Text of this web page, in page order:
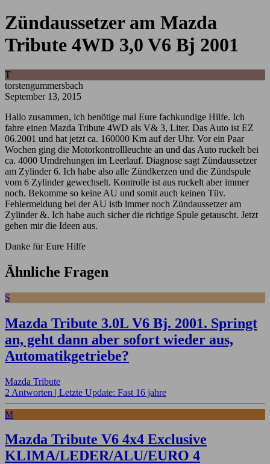
Zündaussetzer am Mazda
Tribute 4WD 3,0 V6 Bj 2001
T
torstengummersbach
September 13, 2015
Hallo zusammen, ich benötige mal Eure fachkundige Hilfe. Ich
fahre einen Mazda Tribute 4WD als V& 3, Liter. Das Auto ist EZ
06.2001 und hat jetzt ca. 160000 Km auf der Uhr. Vor ein Paar
Wochen ging die Motorkontrollleuchte an und das Auto ruckelt bei
ca. 4000 Umdrehungen im Leerlauf. Diagnose sagt Zündaussetzer
am Zylinder 6. Ich habe also alle Zündkerzen und die Zündspule
vom 6 Zylinder gewechselt. Kontrolle ist aus ruckelt aber immer
noch. Bekomme so keine AU und somit auch keinen Tüv.
Fehlermeldung bei der AU istb immer noch Zündaussetzer am
Zylinder &. Ich habe auch sicher die richtige Spule getauscht. Jetzt
gehen mir die Ideen aus.
Danke für Eure Hilfe
Ähnliche Fragen
S
Mazda Tribute 3.0L V6 Bj. 2001. Springt
an, geht dann aber sofort wieder aus,
Automatikgetriebe?
Mazda Tribute
2 Antworten | Letzte Update: Fast 16 jahre
M
Mazda Tribute V6 4x4 Exclusive
KLIMA/LEDER/ALU/EURO 4